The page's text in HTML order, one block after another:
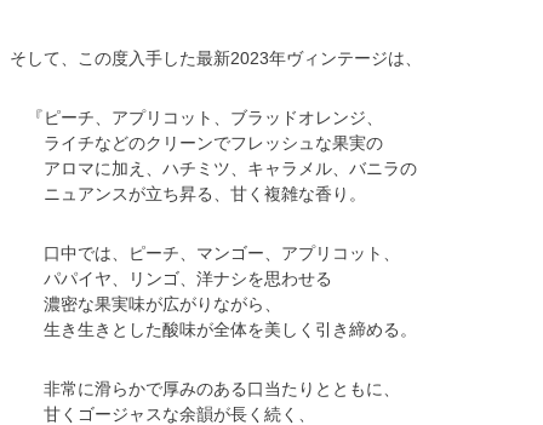
そして、この度入手した最新2023年ヴィンテージは、
『ピーチ、アプリコット、ブラッドオレンジ、
ライチなどのクリーンでフレッシュな果実の
アロマに加え、ハチミツ、キャラメル、バニラの
ニュアンスが立ち昇る、甘く複雑な香り。
口中では、ピーチ、マンゴー、アプリコット、
パパイヤ、リンゴ、洋ナシを思わせる
濃密な果実味が広がりながら、
生き生きとした酸味が全体を美しく引き締める。
非常に滑らかで厚みのある口当たりとともに、
甘くゴージャスな余韻が長く続く、